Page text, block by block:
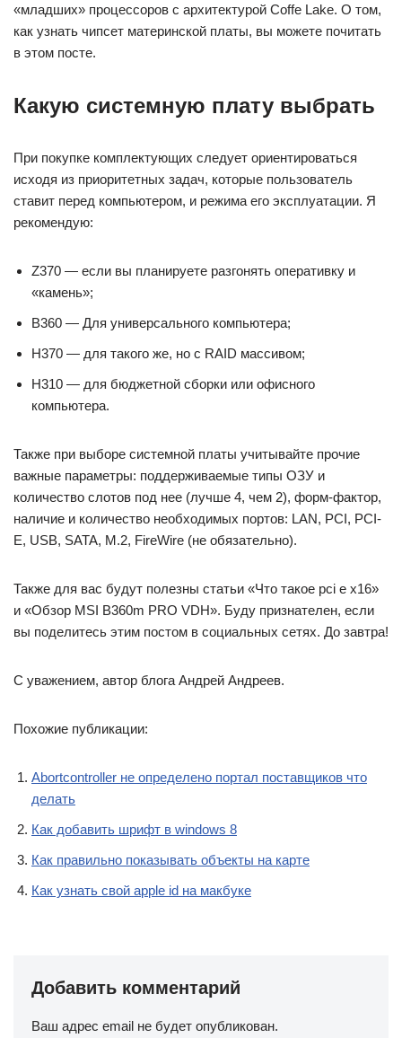
«младших» процессоров с архитектурой Coffe Lake. О том,
как узнать чипсет материнской платы, вы можете почитать
в этом посте.
Какую системную плату выбрать
При покупке комплектующих следует ориентироваться
исходя из приоритетных задач, которые пользователь
ставит перед компьютером, и режима его эксплуатации. Я
рекомендую:
Z370 — если вы планируете разгонять оперативку и
«камень»;
B360 — Для универсального компьютера;
H370 — для такого же, но с RAID массивом;
H310 — для бюджетной сборки или офисного
компьютера.
Также при выборе системной платы учитывайте прочие
важные параметры: поддерживаемые типы ОЗУ и
количество слотов под нее (лучше 4, чем 2), форм-фактор,
наличие и количество необходимых портов: LAN, PCI, PCI-
E, USB, SATA, M.2, FireWire (не обязательно).
Также для вас будут полезны статьи «Что такое pci e x16»
и «Обзор MSI B360m PRO VDH». Буду признателен, если
вы поделитесь этим постом в социальных сетях. До завтра!
С уважением, автор блога Андрей Андреев.
Похожие публикации:
Abortcontroller не определено портал поставщиков что
делать
Как добавить шрифт в windows 8
Как правильно показывать объекты на карте
Как узнать свой apple id на макбуке
Добавить комментарий
Ваш адрес email не будет опубликован.